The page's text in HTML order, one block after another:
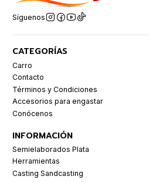
Síguenos
CATEGORÍAS
Carro
Contacto
Términos y Condiciones
Accesorios para engastar
Conócenos
INFORMACIÓN
Semielaborados Plata
Herramientas
Casting Sandcasting